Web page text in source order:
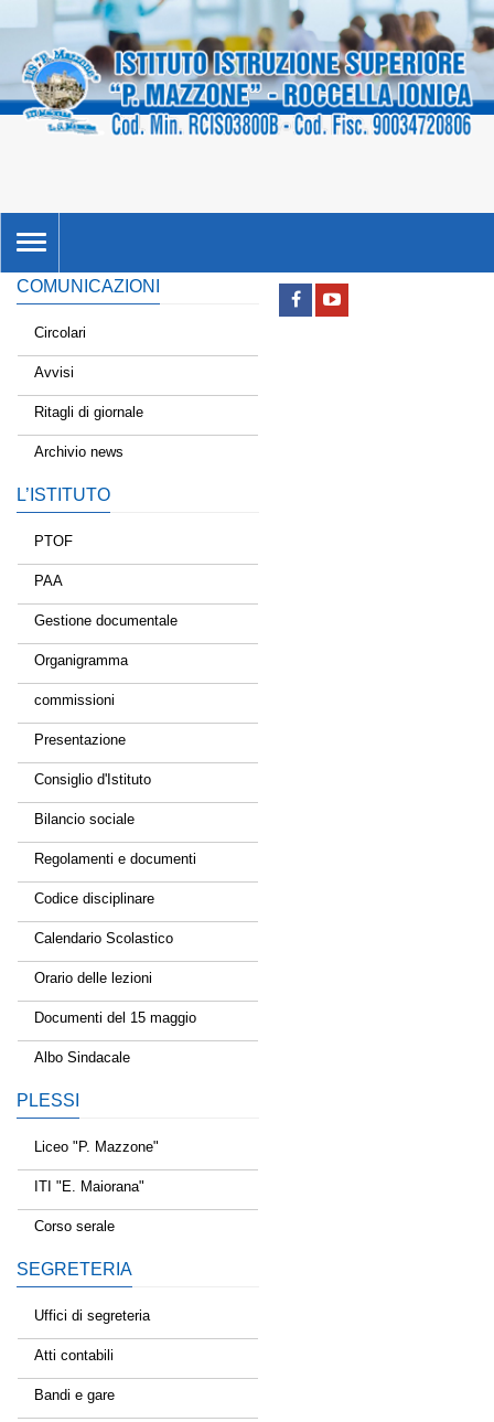
TOGGLE
NAVIGATION
COMUNICAZIONI
Circolari
Avvisi
Ritagli di giornale
Archivio news
L’ISTITUTO
PTOF
PAA
Gestione documentale
Organigramma
commissioni
Presentazione
Consiglio d'Istituto
Bilancio sociale
Regolamenti e documenti
Codice disciplinare
Calendario Scolastico
Orario delle lezioni
Documenti del 15 maggio
Albo Sindacale
PLESSI
Liceo "P. Mazzone"
ITI "E. Maiorana"
Corso serale
SEGRETERIA
Uffici di segreteria
Atti contabili
Bandi e gare